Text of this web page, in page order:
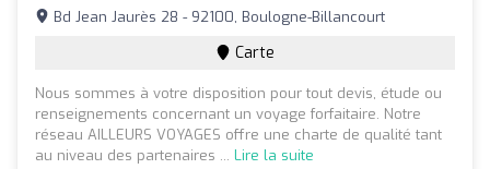
Bd Jean Jaurès 28 - 92100, Boulogne-Billancourt
Carte
Nous sommes à votre disposition pour tout devis, étude ou
renseignements concernant un voyage forfaitaire. Notre
réseau AILLEURS VOYAGES offre une charte de qualité tant
au niveau des partenaires ... Lire la suite